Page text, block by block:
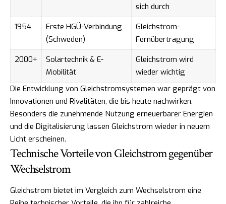
sich durch
1954
Erste HGÜ-Verbindung
(Schweden)
Gleichstrom-
Fernübertragung
2000+
Solartechnik & E-
Mobilität
Gleichstrom wird
wieder wichtig
Die Entwicklung von Gleichstromsystemen war geprägt von
Innovationen und Rivalitäten, die bis heute nachwirken.
Besonders die zunehmende Nutzung erneuerbarer Energien
und die Digitalisierung lassen Gleichstrom wieder in neuem
Licht erscheinen.
Technische Vorteile von Gleichstrom gegenüber
Wechselstrom
Gleichstrom bietet im Vergleich zum Wechselstrom eine